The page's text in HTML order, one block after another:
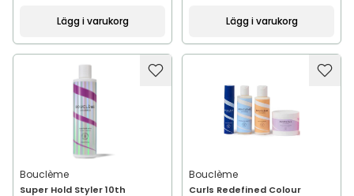
Lägg i varukorg Lägg i varukorg
Bouclème
Super Hold Styler 10th
Bouclème
Curls Redefined Colour